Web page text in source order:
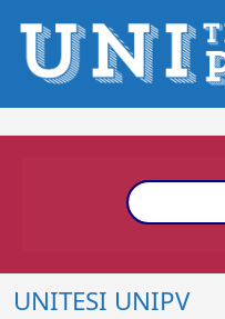
UNITESI UNIPV